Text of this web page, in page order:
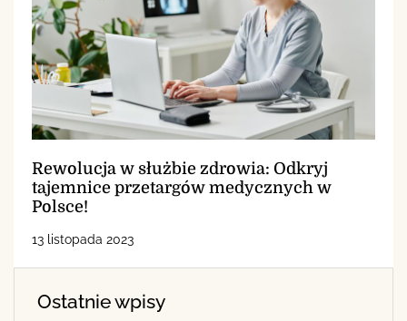
Rewolucja w służbie zdrowia: Odkryj
tajemnice przetargów medycznych w
Polsce!
13 listopada 2023
Ostatnie wpisy